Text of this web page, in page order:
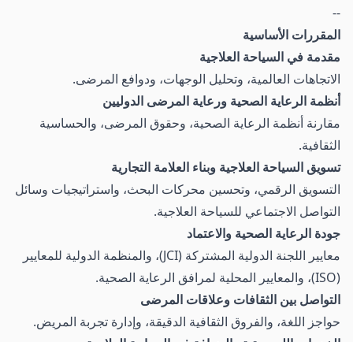
--
المقررات الأساسية
مقدمة في السياحة العلاجية
الاتجاهات العالمية، وتحليل الوجهات، ودوافع المرضى.
أنظمة الرعاية الصحية ورعاية المرضى الدوليين
مقارنة أنظمة الرعاية الصحية، وحقوق المرضى، والحساسية
الثقافية.
تسويق السياحة العلاجية وبناء العلامة التجارية
التسويق الرقمي، وتحسين محركات البحث، واستراتيجيات وسائل
التواصل الاجتماعي للسياحة العلاجية.
جودة الرعاية الصحية والاعتماد
معايير اللجنة الدولية المشتركة (JCI)، والمنظمة الدولية للمعايير
(ISO)، والمعايير المحلية لمرافق الرعاية الصحية.
التواصل بين الثقافات وعلاقات المرضى
حواجز اللغة، والفروق الثقافية الدقيقة، وإدارة تجربة المريض.